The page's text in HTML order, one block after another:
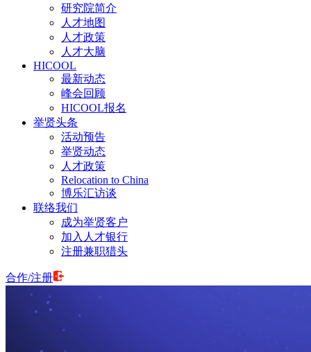
研究院简介
人才地图
人才政策
人才大脑
HICOOL
最新动态
峰会回顾
HICOOL报名
举贤头条
活动预告
举贤动态
人才政策
Relocation to China
博乐汇访谈
联络我们
成为举贤客户
加入人才银行
注册兼职猎头
合作/注册